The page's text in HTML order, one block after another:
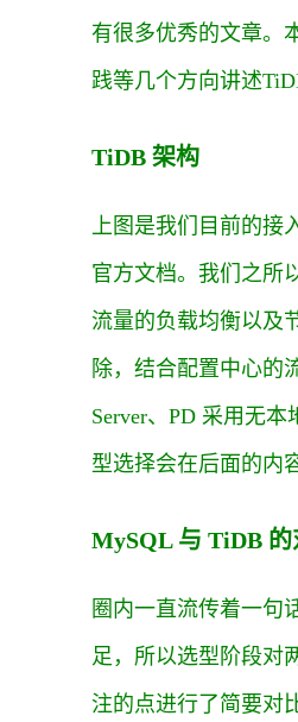
有很多优秀的文章。
践等几个方向讲述
TiDB 架构
上图是我们目前的接
官方文档。我们之所
流量的负载均衡以及
除，结合配置中心的
Server、PD 采用无
型选择会在后面的内
MySQL 与 TiDB 的
圈内一直流传着一句
足，所以选型阶段对
注的点进行了简要对